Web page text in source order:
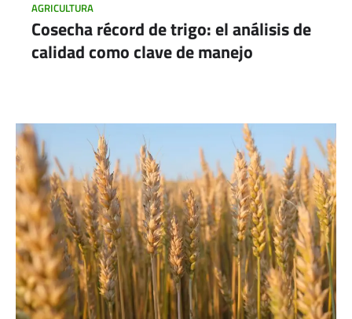
AGRICULTURA
Cosecha récord de trigo: el análisis de
calidad como clave de manejo